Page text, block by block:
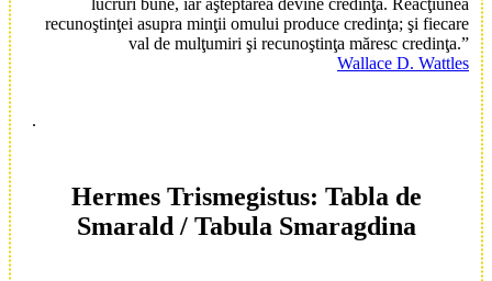
lucruri bune, iar aşteptarea devine credinţă. Reacţiunea
recunoştinţei asupra minţii omului produce credinţa; şi fiecare
val de mulţumiri şi recunoştinţa măresc credinţa.”
Wallace D. Wattles
.
Hermes Trismegistus: Tabla de
Smarald / Tabula Smaragdina